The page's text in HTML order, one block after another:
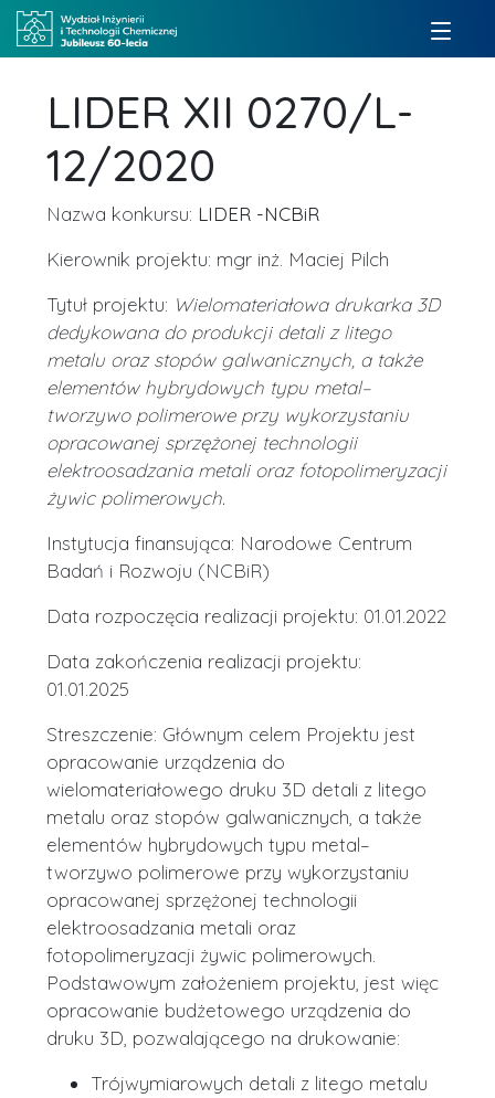
LIDER XII 0270/L-
12/2020
Nazwa konkursu: LIDER -NCBiR
Kierownik projektu: mgr inż. Maciej Pilch
Tytuł projektu: Wielomateriałowa drukarka 3D
dedykowana do produkcji detali z litego
metalu oraz stopów galwanicznych, a także
elementów hybrydowych typu metal–
tworzywo polimerowe przy wykorzystaniu
opracowanej sprzężonej technologii
elektroosadzania metali oraz fotopolimeryzacji
żywic polimerowych.
Instytucja finansująca: Narodowe Centrum
Badań i Rozwoju (NCBiR)
Data rozpoczęcia realizacji projektu: 01.01.2022
Data zakończenia realizacji projektu:
01.01.2025
Streszczenie: Głównym celem Projektu jest
opracowanie urządzenia do
wielomateriałowego druku 3D detali z litego
metalu oraz stopów galwanicznych, a także
elementów hybrydowych typu metal–
tworzywo polimerowe przy wykorzystaniu
opracowanej sprzężonej technologii
elektroosadzania metali oraz
fotopolimeryzacji żywic polimerowych.
Podstawowym założeniem projektu, jest więc
opracowanie budżetowego urządzenia do
druku 3D, pozwalającego na drukowanie:
Trójwymiarowych detali z litego metalu